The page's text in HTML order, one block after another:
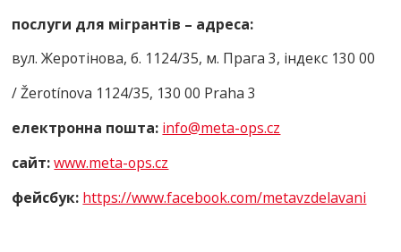
послуги для мігрантів – адреса:
вул. Жеротінова, б. 1124/35, м. Прага 3, індекс 130 00
/ Žerotínova 1124/35, 130 00 Praha 3
електронна пошта: info@meta-ops.cz
сайт: www.mеta-ops.cz
фейсбук: https://www.facebook.com/metavzdelavani